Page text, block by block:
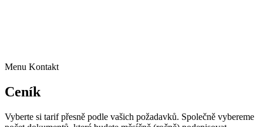
Menu Kontakt
Ceník
Vyberte si tarif přesně podle vašich požadavků. Společně vybereme